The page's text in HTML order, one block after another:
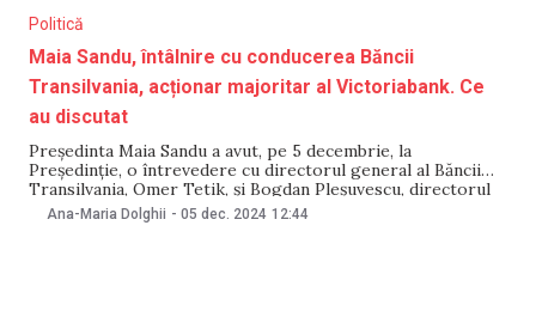
Politică
Maia Sandu, întâlnire cu conducerea Băncii
Transilvania, acționar majoritar al Victoriabank. Ce
au discutat
Președinta Maia Sandu a avut, pe 5 decembrie, la
Președinție, o întrevedere cu directorul general al Băncii
Transilvania, Omer Tetik, și Bogdan Pleșuvescu, directorul
general adjunct legal. Discuțiile au vizat rolul Victoriabank,
al cărei acționar majoritar este Banca Transilvania, în
Ana-Maria Dolghii - 05 dec. 2024 12:44